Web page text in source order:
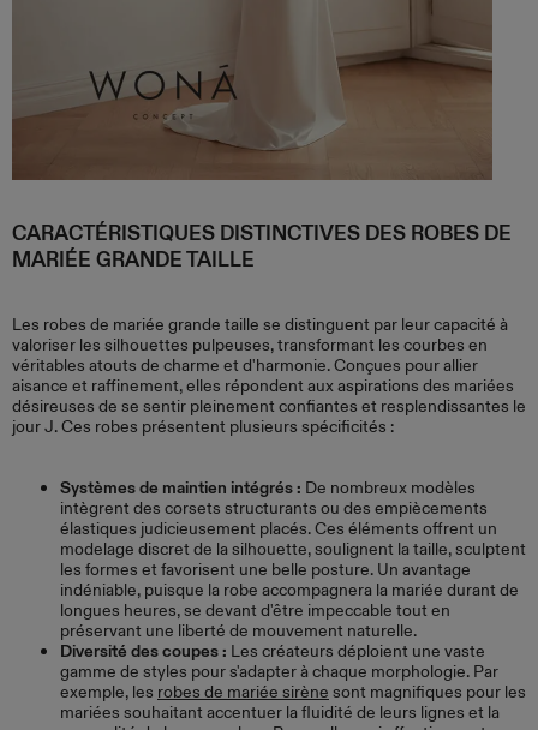
CARACTÉRISTIQUES DISTINCTIVES DES ROBES DE
MARIÉE GRANDE TAILLE
Les robes de mariée grande taille se distinguent par leur capacité à
valoriser les silhouettes pulpeuses, transformant les courbes en
véritables atouts de charme et d'harmonie. Conçues pour allier
aisance et raffinement, elles répondent aux aspirations des mariées
désireuses de se sentir pleinement confiantes et resplendissantes le
jour J. Ces robes présentent plusieurs spécificités :
Systèmes de maintien intégrés : De nombreux modèles
intègrent des corsets structurants ou des empiècements
élastiques judicieusement placés. Ces éléments offrent un
modelage discret de la silhouette, soulignent la taille, sculptent
les formes et favorisent une belle posture. Un avantage
indéniable, puisque la robe accompagnera la mariée durant de
longues heures, se devant d'être impeccable tout en
préservant une liberté de mouvement naturelle.
Diversité des coupes : Les créateurs déploient une vaste
gamme de styles pour s'adapter à chaque morphologie. Par
exemple, les robes de mariée sirène sont magnifiques pour les
mariées souhaitant accentuer la fluidité de leurs lignes et la